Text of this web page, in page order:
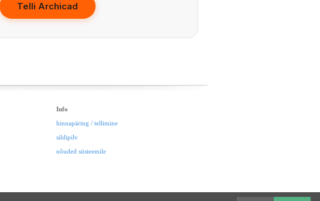
Telli Archicad
Info
hinnapäring / tellimine
sildipilv
nõuded süsteemile